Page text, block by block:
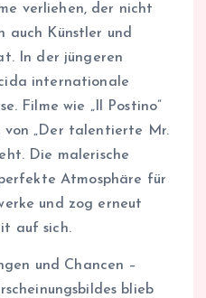
verliehen, der nicht
auch Künstler und
In der jüngeren
internationale
Filme wie „Il Postino”
von „Der talentierte Mr.
Die malerische
Atmosphäre für
und zog erneut
auf sich.
und Chancen –
blieb